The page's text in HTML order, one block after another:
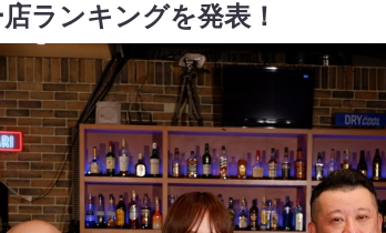
ランキングを発表！